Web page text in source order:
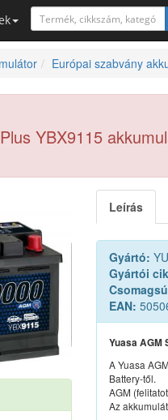
Európai szabvány
YBX9115
Leírás
Gyártó:
Gyártói
EAN:
Yuasa AGM
A Yuasa
Battery-től.
AGM
Az